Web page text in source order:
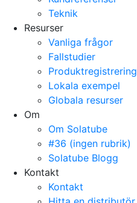
Teknik
Resurser
Vanliga frågor
Fallstudier
Produktregistrering
Lokala exempel
Globala resurser
Om
Om Solatube
#36 (ingen rubrik)
Solatube Blogg
Kontakt
Kontakt